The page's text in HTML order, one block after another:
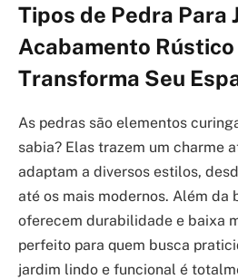
Tipos de Pedra Para
Acabamento Rústico
Transforma Seu
As pedras são elementos
sabia? Elas trazem um charme
adaptam a diversos estilos,
até os mais modernos. Além da
oferecem durabilidade e baixa
perfeito para quem busca
jardim lindo e funcional é